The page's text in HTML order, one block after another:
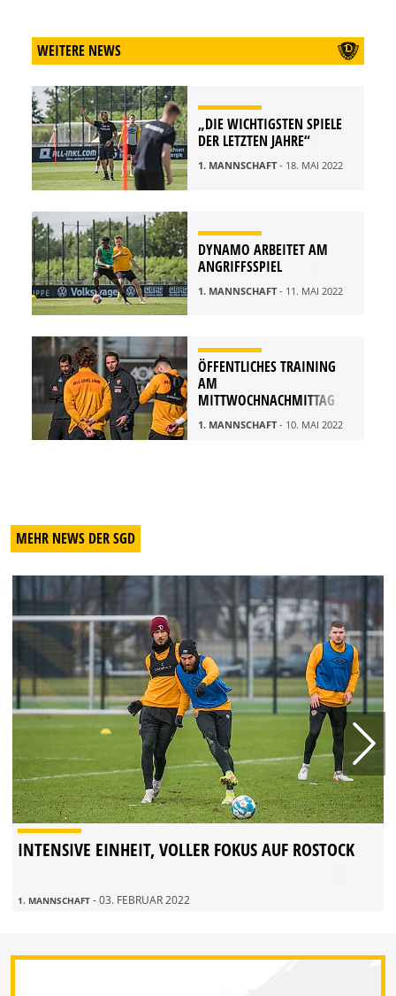
WEITERE NEWS
„DIE WICHTIGSTEN SPIELE
DER LETZTEN JAHRE“
1. MANNSCHAFT- 18. MAI 2022
DYNAMO ARBEITET AM
ANGRIFFSSPIEL
1. MANNSCHAFT- 11. MAI 2022
ÖFFENTLICHES TRAINING
AM
MITTWOCHNACHMITTAG
1. MANNSCHAFT- 10. MAI 2022
MEHR NEWS DER SGD
INTENSIVE EINHEIT, VOLLER FOKUS AUF ROSTOCK
1. MANNSCHAFT - 03. FEBRUAR 2022